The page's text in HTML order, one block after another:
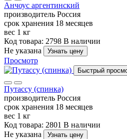
Анчоус аргентинский
производитель Россия
срок хранения 18 месяцев
вес 1 кг
Код товара: 2798 В наличии
Не указана
Узнать цену
Просмотр
Быстрый
Путассу (спинка)
производитель Россия
срок хранения 18 месяцев
вес 1 кг
Код товара: 2801 В наличии
Не указана
Узнать цену